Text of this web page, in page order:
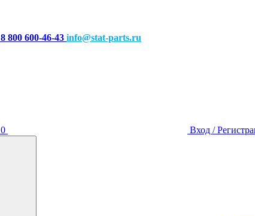
8 800 600-46-43 info@stat-parts.ru
0 Вход /